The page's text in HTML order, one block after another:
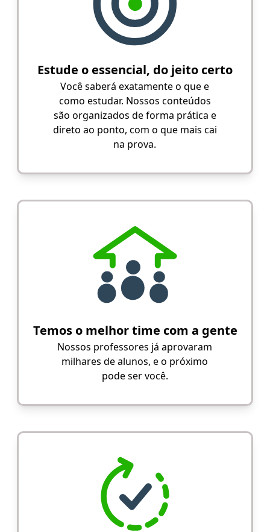
Estude o essencial, do jeito certo
Você saberá exatamente o que e
como estudar. Nossos conteúdos
são organizados de forma prática e
direto ao ponto, com o que mais cai
na prova.
Temos o melhor time com a gente
Nossos professores já aprovaram
milhares de alunos, e o próximo
pode ser você.